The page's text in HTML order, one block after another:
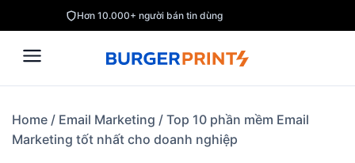
to
content
Hơn 10.000+ người bán tin dùng
Home / Email Marketing / Top 10 phần mềm Email
Marketing tốt nhất cho doanh nghiệp